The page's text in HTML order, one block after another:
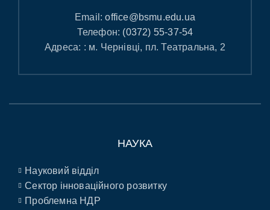
Email:office@bsmu.edu.ua
Телефон: (0372) 55-37-54
Адреса: : м. Чернівці, пл. Театральна, 2
НАУКА
Науковий відділ
Сектор інноваційного розвитку
Проблемна НДР